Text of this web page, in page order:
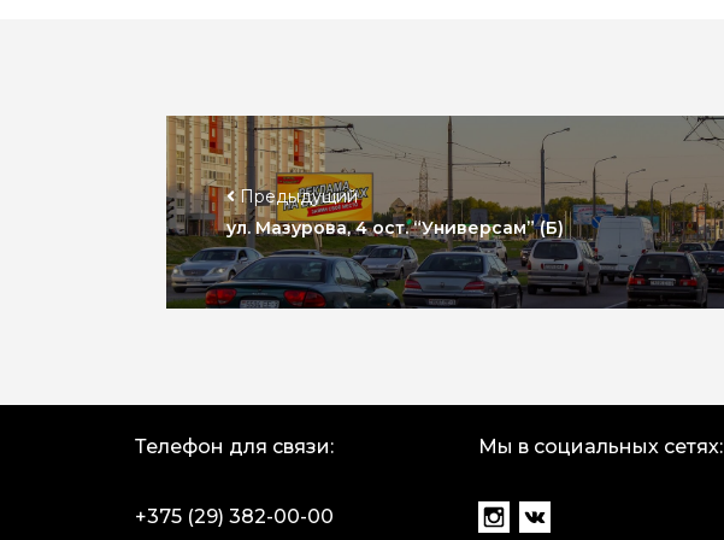
Предыдущий
ул. Мазурова, 4 ост. “Универсам” (Б)
Телефон для связи:
+375 (29) 382-00-00
Мы в социальных сетях: